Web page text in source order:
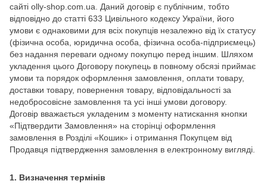
сайті olly-shop.com.ua. Даний договір є публічним, тобто
відповідно до статті 633 Цивільного кодексу України, його
умови є однаковими для всіх покупців незалежно від їх статусу
(фізична особа, юридична особа, фізична особа-підприємець)
без надання переваги одному покупцю перед іншим. Шляхом
укладення цього Договору покупець в повному обсязі приймає
умови та порядок оформлення замовлення, оплати товару,
доставки товару, повернення товару, відповідальності за
недобросовісне замовлення та усі інші умови договору.
Договір вважається укладеним з моменту натискання кнопки
«Підтвердити Замовлення» на сторінці оформлення
замовлення в Розділі «Кошик» і отримання Покупцем від
Продавця підтвердження замовлення в електронному вигляді.
1. Визначення термінів